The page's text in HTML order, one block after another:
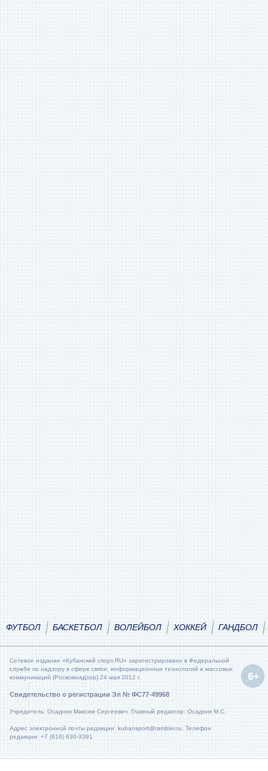
ФУТБОЛ БАСКЕТБОЛ ВОЛЕЙБОЛ ХОККЕЙ ГАНДБОЛ
Сетевое издание «Кубанский спорт.RU» зарегистрировано в Федеральной
службе по надзору в сфере связи, информационных технологий и массовых
коммуникаций (Роскомнадзор) 24 мая 2012 г.
Свидетельство о регистрации Эл № ФС77-49968
Учредитель: Осадник Максим Сергеевич. Главный редактор: Осадник М.С.
Адрес электронной почты редакции: kubansport@rambler.ru. Телефон
редакции: +7 (918) 630-3391